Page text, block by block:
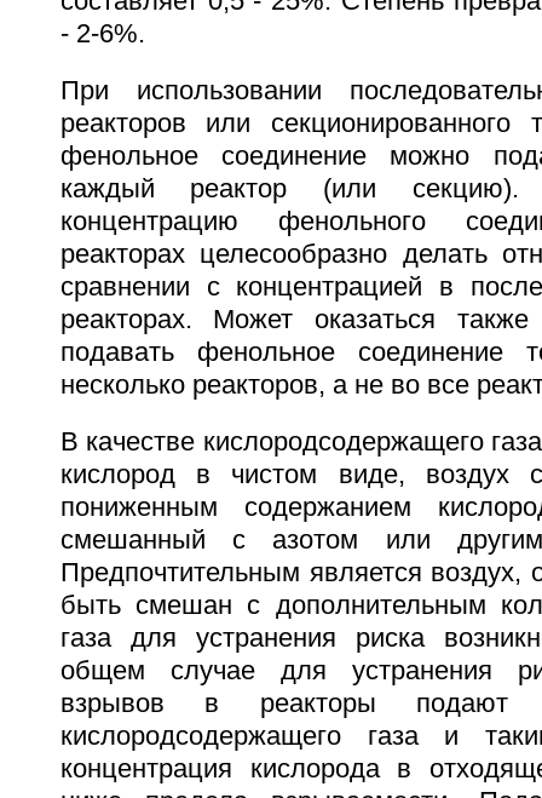
- 2-6%.
При использовании
реакторов или секционированного
фенольное соединение можно
каждый реактор (или секцию).
концентрацию фенольного
реакторах целесообразно делать
сравнении с концентрацией в
реакторах. Может оказаться
подавать фенольное соединение
несколько реакторов, а не во все
В качестве кислородсодержащего
кислород в чистом виде,
пониженным содержанием
смешанный с азотом или
Предпочтительным является воздух,
быть смешан с дополнительным
газа для устранения риска
общем случае для устранения
взрывов в реакторы подают
кислородсодержащего газа и
концентрация кислорода в